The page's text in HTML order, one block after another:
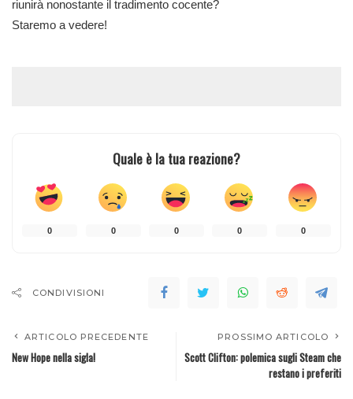
riunirà nonostante il tradimento cocente?
Staremo a vedere!
Quale è la tua reazione?
0 0 0 0 0
CONDIVISIONI
ARTICOLO PRECEDENTE
New Hope nella sigla!
PROSSIMO ARTICOLO
Scott Clifton: polemica sugli Steam che
restano i preferiti